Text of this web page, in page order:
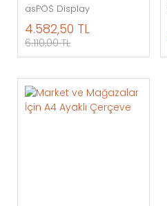
asPOS Display
4.582,50 TL
6.110,00 TL